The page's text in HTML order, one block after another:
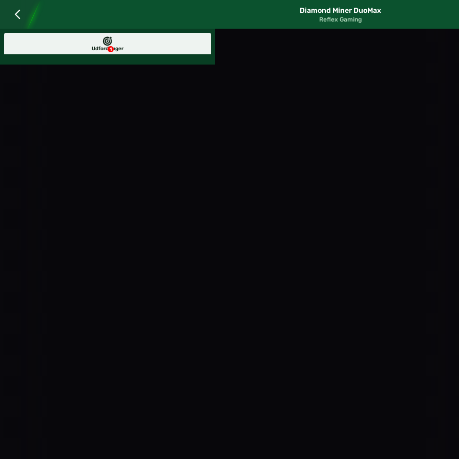
Diamond Miner DuoMax
Reflex Gaming
1
Udfordringer